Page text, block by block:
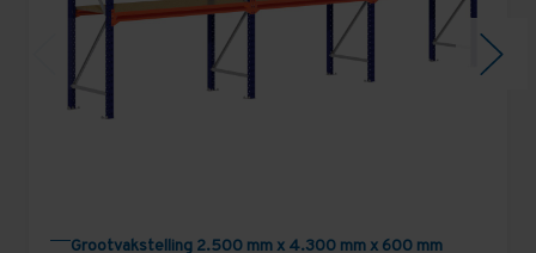
Grootvakstelling 2.500 mm x 4.300 mm x 600 mm